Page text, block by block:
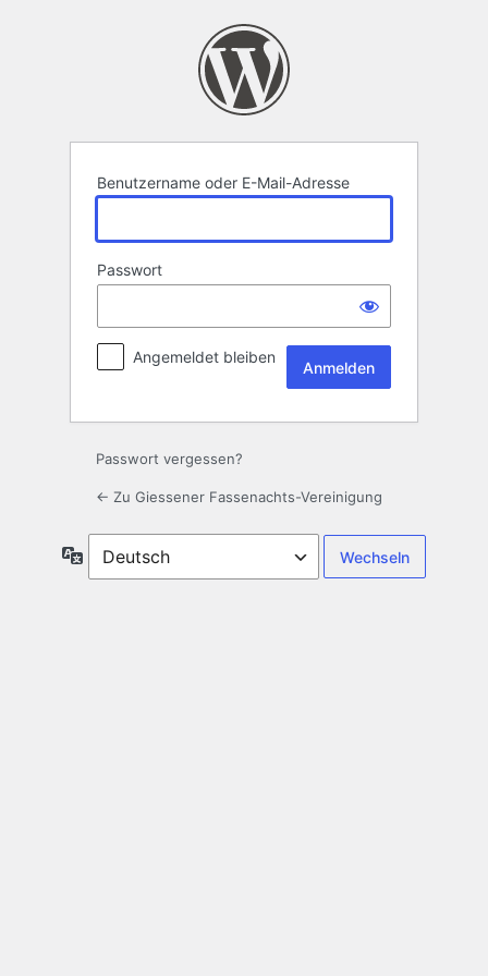
Benutzername oder E-Mail-Adresse
Passwort
Angemeldet bleiben
Passwort vergessen?
← Zu Giessener Fassenachts-Vereinigung
Sprache